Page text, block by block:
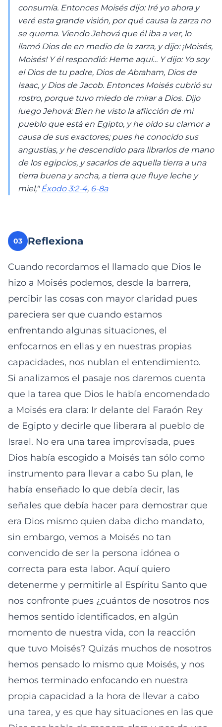
consumía. Entonces Moisés dijo: Iré yo ahora y
veré esta grande visión, por qué causa la zarza no
se quema. Viendo Jehová que él iba a ver, lo
llamó Dios de en medio de la zarza, y dijo: ¡Moisés,
Moisés! Y él respondió: Heme aquí… Y dijo: Yo soy
el Dios de tu padre, Dios de Abraham, Dios de
Isaac, y Dios de Jacob. Entonces Moisés cubrió su
rostro, porque tuvo miedo de mirar a Dios. Dijo
luego Jehová: Bien he visto la aflicción de mi
pueblo que está en Egipto, y he oído su clamor a
causa de sus exactores; pues he conocido sus
angustias, y he descendido para librarlos de mano
de los egipcios, y sacarlos de aquella tierra a una
tierra buena y ancha, a tierra que fluye leche y
miel," Éxodo 3:2-4, 6-8a
03 Reflexiona
Cuando recordamos el llamado que Dios le
hizo a Moisés podemos, desde la barrera,
percibir las cosas con mayor claridad pues
pareciera ser que cuando estamos
enfrentando algunas situaciones, el
enfocarnos en ellas y en nuestras propias
capacidades, nos nublan el entendimiento.
Si analizamos el pasaje nos daremos cuenta
que la tarea que Dios le había encomendado
a Moisés era clara: Ir delante del Faraón Rey
de Egipto y decirle que liberara al pueblo de
Israel. No era una tarea improvisada, pues
Dios había escogido a Moisés tan sólo como
instrumento para llevar a cabo Su plan, le
había enseñado lo que debía decir, las
señales que debía hacer para demostrar que
era Dios mismo quien daba dicho mandato,
sin embargo, vemos a Moisés no tan
convencido de ser la persona idónea o
correcta para esta labor. Aquí quiero
detenerme y permitirle al Espíritu Santo que
nos confronte pues ¿cuántos de nosotros nos
hemos sentido identificados, en algún
momento de nuestra vida, con la reacción
que tuvo Moisés? Quizás muchos de nosotros
hemos pensado lo mismo que Moisés, y nos
hemos terminado enfocando en nuestra
propia capacidad a la hora de llevar a cabo
una tarea, y es que hay situaciones en las que